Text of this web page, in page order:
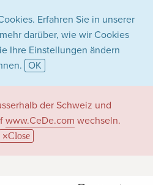
Erfahren Sie in unserer
mehr darüber, wie wir Cookies
Ihre Einstellungen ändern
OK
der Schweiz und
www.CeDe.com wechseln.
Close